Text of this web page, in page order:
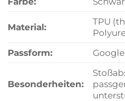
Material:
TPU
Passform:
Besonderheiten: